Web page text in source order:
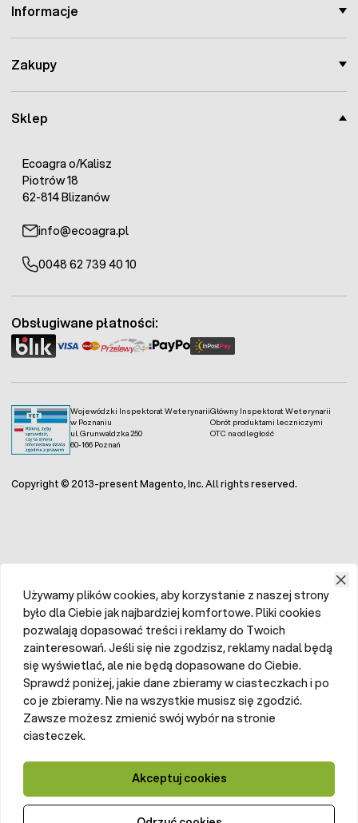
Sklep
Ecoagra o/Kalisz
Piotrów 18
62-814 Blizanów
info@ecoagra.pl
0048 62 739 40 10
Informacje
Zakupy
Wojewódzki Inspektorat Weterynarii
w Poznaniu
ul. Grunwaldzka 250
60-166 Poznań
Główny Inspektorat Weterynarii
Obrót produktami leczniczymi
OTC na odległość
Obsługiwane płatności:
Copyright © 2013-present Magento, Inc. All rights reserved.
Używamy plików cookies, aby korzystanie z naszej strony
było dla Ciebie jak najbardziej komfortowe. Pliki cookies
pozwalają dopasować treści i reklamy do Twoich
zainteresowań. Jeśli się nie zgodzisz, reklamy nadal będą
się wyświetlać, ale nie będą dopasowane do Ciebie.
Sprawdź poniżej, jakie dane zbieramy w ciasteczkach i po
co je zbieramy. Nie na wszystkie musisz się zgodzić.
Zawsze możesz zmienić swój wybór na stronie
ciasteczek.
Akceptuj cookies